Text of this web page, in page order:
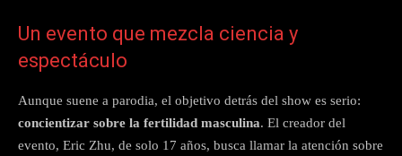
Un evento que mezcla ciencia y
espectáculo
Aunque suene a parodia, el objetivo detrás del show es serio:
concientizar sobre la fertilidad masculina. El creador del
evento, Eric Zhu, de solo 17 años, busca llamar la atención sobre